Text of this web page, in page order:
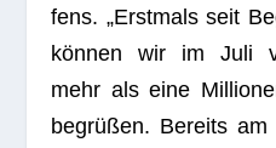
fens. „Erst­mals seit
kön­nen wir im Juli
mehr als eine
begrü­ßen. Bereits